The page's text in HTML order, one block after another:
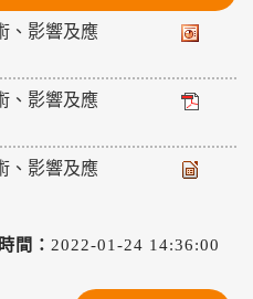
、影響及應
、影響及應
、影響及應
間： 2022-01-24 14:36:00